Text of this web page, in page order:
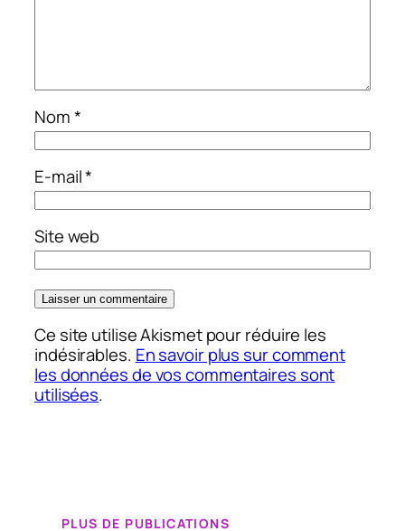
Nom*
E-mail*
Site web
Ce site utilise Akismet pour réduire les
indésirables. En savoir plus sur comment
les données de vos commentaires sont
utilisées.
PLUS DE PUBLICATIONS